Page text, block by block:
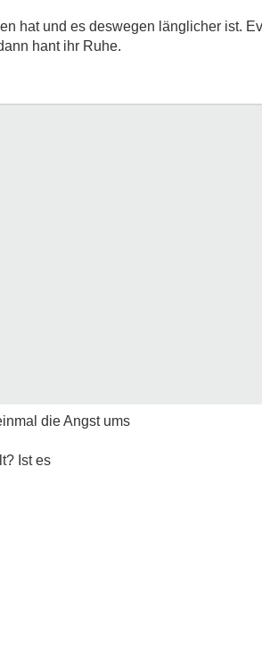
hat und es deswegen länglicher ist.
hant ihr Ruhe.
die Angst ums
Ist es